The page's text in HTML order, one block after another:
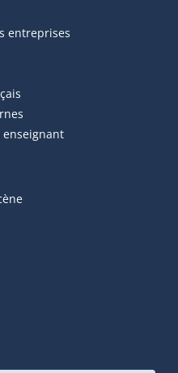
entreprises
externe s'ouvrira
enseignant
hyperlien externe s'ouvrira